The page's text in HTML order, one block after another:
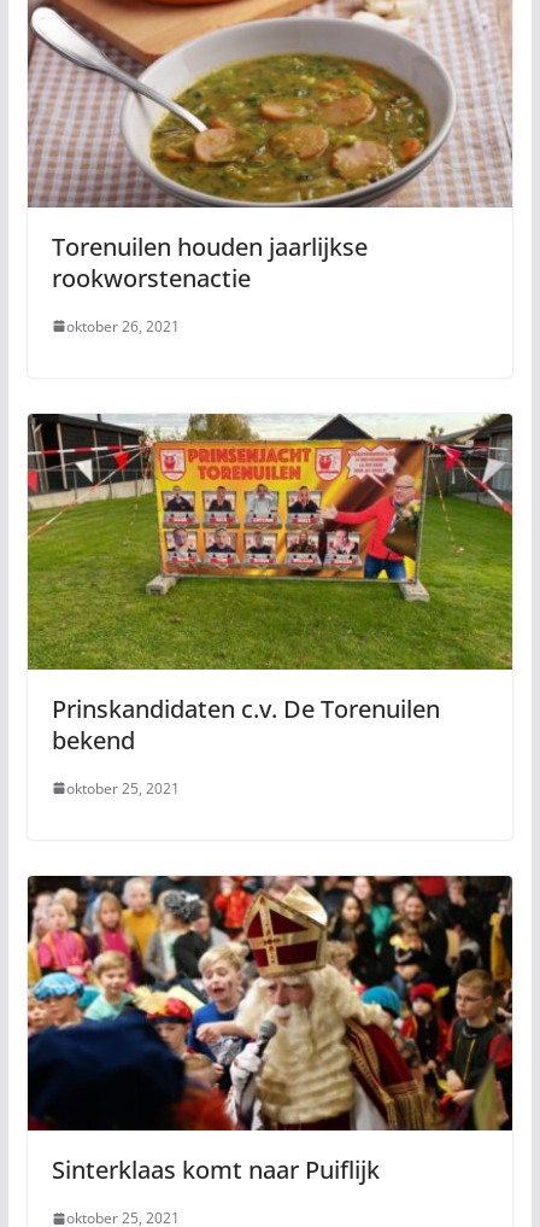
Torenuilen houden jaarlijkse
rookworstenactie
oktober 26, 2021
Prinskandidaten c.v. De Torenuilen
bekend
oktober 25, 2021
Sinterklaas komt naar Puiflijk
oktober 25, 2021